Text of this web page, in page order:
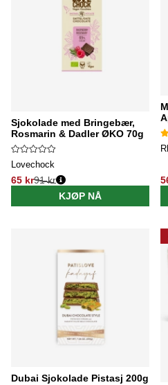
Sjokolade med Bringebær,
Rosmarin & Dadler ØKO 70g
Lovechock
65 kr
Vanlig pris:
91 kr
KJØP NÅ
Dubai Sjokolade Pistasj 200g